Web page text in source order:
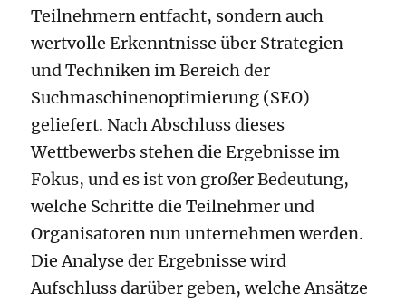
Teilnehmern entfacht, sondern auch
wertvolle Erkenntnisse über Strategien
und Techniken im Bereich der
Suchmaschinenoptimierung (SEO)
geliefert. Nach Abschluss dieses
Wettbewerbs stehen die Ergebnisse im
Fokus, und es ist von großer Bedeutung,
welche Schritte die Teilnehmer und
Organisatoren nun unternehmen werden.
Die Analyse der Ergebnisse wird
Aufschluss darüber geben, welche Ansätze